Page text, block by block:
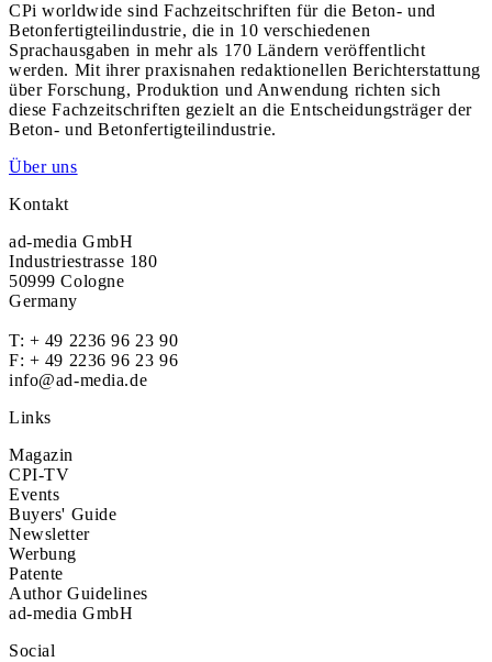
CPi worldwide sind Fachzeitschriften für die Beton- und
Betonfertigteilindustrie, die in 10 verschiedenen
Sprachausgaben in mehr als 170 Ländern veröffentlicht
werden. Mit ihrer praxisnahen redaktionellen Berichterstattung
über Forschung, Produktion und Anwendung richten sich
diese Fachzeitschriften gezielt an die Entscheidungsträger der
Beton- und Betonfertigteilindustrie.
Über uns
Kontakt
ad-media GmbH
Industriestrasse 180
50999 Cologne
Germany
T: + 49 2236 96 23 90
F: + 49 2236 96 23 96
info@ad-media.de
Links
Magazin
CPI-TV
Events
Buyers' Guide
Newsletter
Werbung
Patente
Author Guidelines
ad-media GmbH
Social